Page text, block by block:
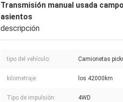
Transmisión manual usada
asientos
descripción
tipo del vehículo: Camionetas
kilometraje: los 42000km
Tipo de impulsión: 4WD